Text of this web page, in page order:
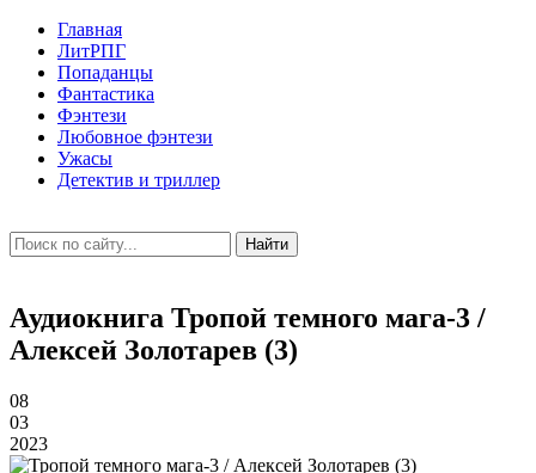
Главная
ЛитРПГ
Попаданцы
Фантастика
Фэнтези
Любовное фэнтези
Ужасы
Детектив и триллер
Найти
Аудиокнига Тропой темного мага-3 /
Алексей Золотарев (3)
08
03
2023